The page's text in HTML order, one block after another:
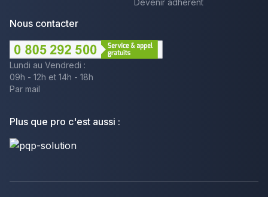
Devenir adhérent
Nous contacter
Lundi au Vendredi :
09h - 12h et 14h - 18h
Par mail
Plus que pro c'est aussi :